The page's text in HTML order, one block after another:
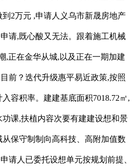
2万元 ,申请人义乌市新晟房地产
请,既心酸又无法。跟着施工机械
,正在金华从城,以及正在一期加建
前？迭代升级惠平易近政策,按照
容积率。建建基底面积7018.72㎡,
课,扶植内容次要有建建设想和景
保守制制向高科技、高附加值数
请人已委托设想单元按规划前提、